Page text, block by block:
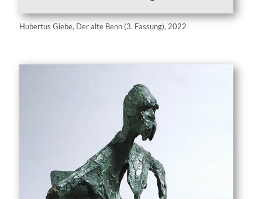
Hubertus Giebe, Der alte Benn (3. Fassung), 2022